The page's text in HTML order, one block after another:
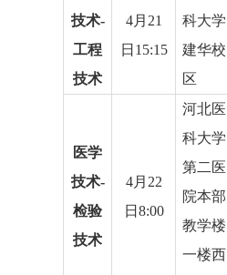
技术-
工程
技术
4月 21
日 15:15
科大学
建华校
区
医学
技术-
检验
技术
4月 22
日 8:00
河北医
科大学
第二医
院本部
教学楼
一楼西